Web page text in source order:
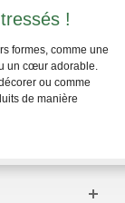
!
formes, comme une
un cœur adorable.
ou comme
de manière